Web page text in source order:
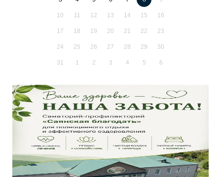
10 11 12 13 14 15 16
17 18 19 20 21 22 23
24 25 26 27 28 29 30
31 1 2 3 4 5 6